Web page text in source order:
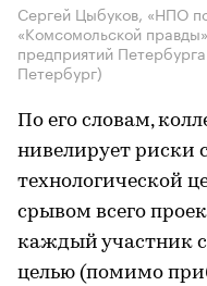
Сергей Цыбуков, «НПО
«Комсомольской
предприятий Петербурга
Петербург)
По его словам,
нивелирует риски
технологической
срывом всего
каждый участник
целью (помимо